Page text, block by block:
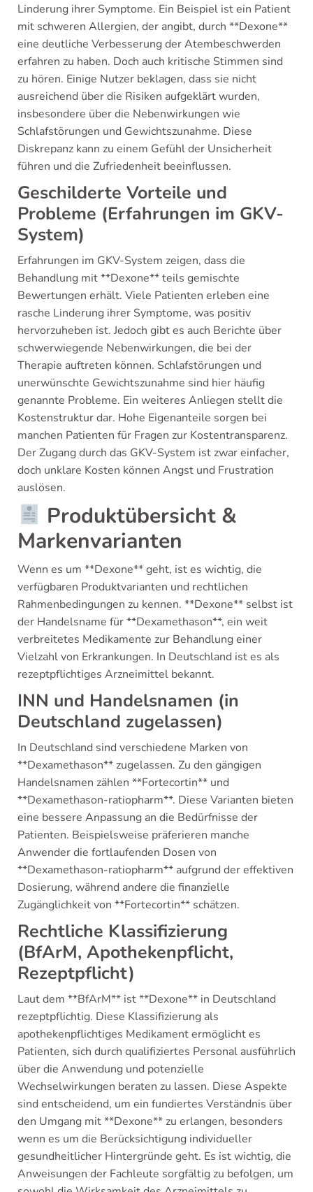
Linderung ihrer Symptome. Ein Beispiel ist ein Patient
mit schweren Allergien, der angibt, durch **Dexone**
eine deutliche Verbesserung der Atembeschwerden
erfahren zu haben. Doch auch kritische Stimmen sind
zu hören. Einige Nutzer beklagen, dass sie nicht
ausreichend über die Risiken aufgeklärt wurden,
insbesondere über die Nebenwirkungen wie
Schlafstörungen und Gewichtszunahme. Diese
Diskrepanz kann zu einem Gefühl der Unsicherheit
führen und die Zufriedenheit beeinflussen.
Geschilderte Vorteile und
Probleme (Erfahrungen im GKV-
System)
Erfahrungen im GKV-System zeigen, dass die
Behandlung mit **Dexone** teils gemischte
Bewertungen erhält. Viele Patienten erleben eine
rasche Linderung ihrer Symptome, was positiv
hervorzuheben ist. Jedoch gibt es auch Berichte über
schwerwiegende Nebenwirkungen, die bei der
Therapie auftreten können. Schlafstörungen und
unerwünschte Gewichtszunahme sind hier häufig
genannte Probleme. Ein weiteres Anliegen stellt die
Kostenstruktur dar. Hohe Eigenanteile sorgen bei
manchen Patienten für Fragen zur Kostentransparenz.
Der Zugang durch das GKV-System ist zwar einfacher,
doch unklare Kosten können Angst und Frustration
auslösen.
Produktübersicht &
Markenvarianten
Wenn es um **Dexone** geht, ist es wichtig, die
verfügbaren Produktvarianten und rechtlichen
Rahmenbedingungen zu kennen. **Dexone** selbst ist
der Handelsname für **Dexamethason**, ein weit
verbreitetes Medikamente zur Behandlung einer
Vielzahl von Erkrankungen. In Deutschland ist es als
rezeptpflichtiges Arzneimittel bekannt.
INN und Handelsnamen (in
Deutschland zugelassen)
In Deutschland sind verschiedene Marken von
**Dexamethason** zugelassen. Zu den gängigen
Handelsnamen zählen **Fortecortin** und
**Dexamethason-ratiopharm**. Diese Varianten bieten
eine bessere Anpassung an die Bedürfnisse der
Patienten. Beispielsweise präferieren manche
Anwender die fortlaufenden Dosen von
**Dexamethason-ratiopharm** aufgrund der effektiven
Dosierung, während andere die finanzielle
Zugänglichkeit von **Fortecortin** schätzen.
Rechtliche Klassifizierung
(BfArM, Apothekenpflicht,
Rezeptpflicht)
Laut dem **BfArM** ist **Dexone** in Deutschland
rezeptpflichtig. Diese Klassifizierung als
apothekenpflichtiges Medikament ermöglicht es
Patienten, sich durch qualifiziertes Personal ausführlich
über die Anwendung und potenzielle
Wechselwirkungen beraten zu lassen. Diese Aspekte
sind entscheidend, um ein fundiertes Verständnis über
den Umgang mit **Dexone** zu erlangen, besonders
wenn es um die Berücksichtigung individueller
gesundheitlicher Hintergründe geht. Es ist wichtig, die
Anweisungen der Fachleute sorgfältig zu befolgen, um